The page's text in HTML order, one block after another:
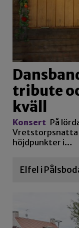
tribute
kväll
Konsert På
Vretstorpsnatta
höjdpunkter i…
Elfel i